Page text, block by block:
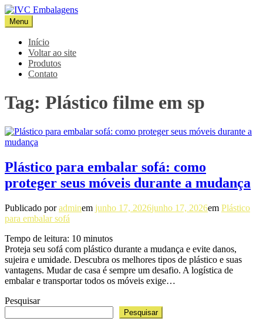
Pular
para
o
conteúdo
IVC Embalagens
Blog IVC
Menu
Início
Voltar ao site
Produtos
Contato
Tag: Plástico filme em sp
Plástico para embalar sofá: como
proteger seus móveis durante a mudança
Publicado poradminem junho 17, 2026junho 17, 2026em Plástico
para embalar sofá
Tempo de leitura: 10 minutos
Proteja seu sofá com plástico durante a mudança e evite danos,
sujeira e umidade. Descubra os melhores tipos de plástico e suas
vantagens. Mudar de casa é sempre um desafio. A logística de
embalar e transportar todos os móveis exige…
Pesquisar
Pesquisar